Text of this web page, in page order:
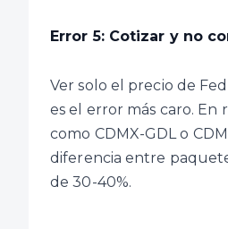
Error 5: Cotizar y no
Ver solo el precio de
es el error más caro. En
como CDMX-GDL o
diferencia entre
de 30-40%.